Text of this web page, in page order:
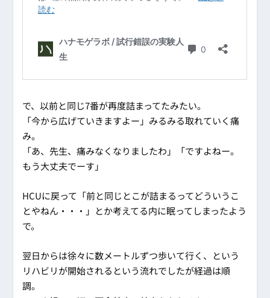
で、以前と同じ7番が再度詰まってたみたい。
「今から広げていきますよー」みるみる取れていく痛
み。
「あ、先生、痛みなくなりましたわ」「ですよねー。
もう大丈夫でーす」
HCUに戻って「前と同じとこが詰まるってどういうこ
とやねん・・・」とか考えてる内に眠ってしまったよう
で。
翌日からは徐々に数メートルずつ歩いて行く、という
リハビリが開始されるという流れでしたが経過は順
調。